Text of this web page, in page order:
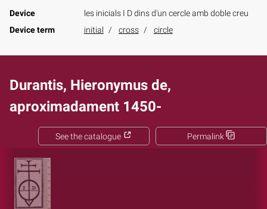
Device
les inicials I D dins d'un cercle amb doble creu
Device term
initial cross circle
Durantis, Hieronymus de,
aproximadament 1450-
Permalink
See the catalogue